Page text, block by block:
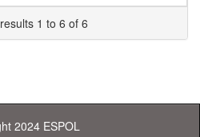
1 to 6 of 6
2024 ESPOL